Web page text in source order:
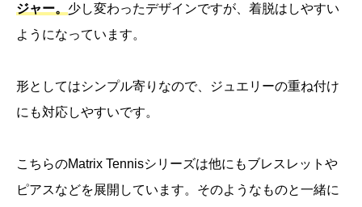
ジャー。 少し変わったデザインですが、着脱はしやすい
ようになっています。
形としてはシンプル寄りなので、ジュエリーの重ね付け
にも対応しやすいです。
こちらのMatrix Tennisシリーズは他にもブレスレットや
ピアスなどを展開しています。そのようなものと一緒に